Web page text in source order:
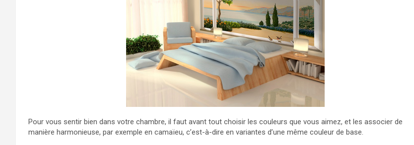
Pour vous sentir bien dans votre chambre, il faut avant tout choisir les couleurs que vous aimez, et les associer de
manière harmonieuse, par exemple en camaïeu, c’est-à-dire en variantes d’une même couleur de base.